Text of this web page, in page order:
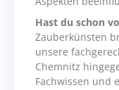
Hast du schon
Zauberkünsten
unsere
Chemnitz
Fachwissen und